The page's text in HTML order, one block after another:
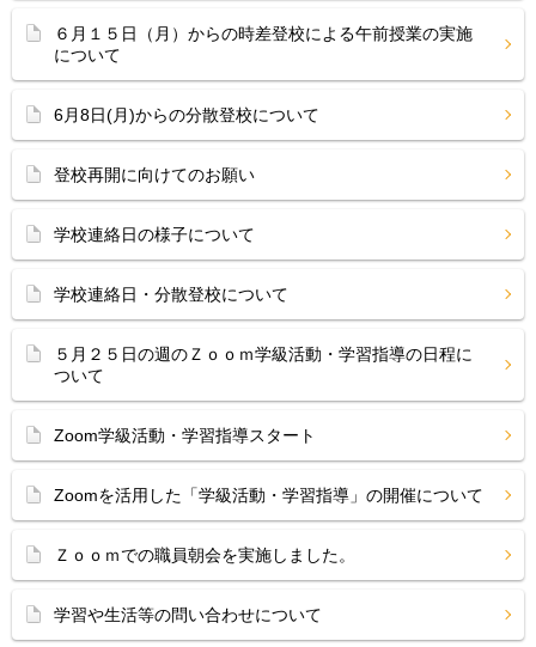
６月１５日（月）からの時差登校による午前授業の実施
について
6月8日(月)からの分散登校について
登校再開に向けてのお願い
学校連絡日の様子について
学校連絡日・分散登校について
５月２５日の週のＺｏｏｍ学級活動・学習指導の日程に
ついて
Zoom学級活動・学習指導スタート
Zoomを活用した「学級活動・学習指導」の開催について
Ｚｏｏｍでの職員朝会を実施しました。
学習や生活等の問い合わせについて